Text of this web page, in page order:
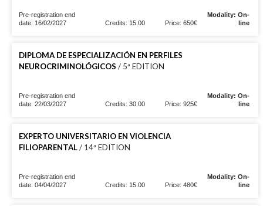
Pre-registration end
date: 16/02/2027
Credits: 15.00 Price: 650€
Modality: On-
line
DIPLOMA DE ESPECIALIZACIÓN EN PERFILES
NEUROCRIMINOLÓGICOS / 5ª EDITION
Pre-registration end
date: 22/03/2027
Credits: 30.00 Price: 925€
Modality: On-
line
EXPERTO UNIVERSITARIO EN VIOLENCIA
FILIOPARENTAL/ 14ª EDITION
Pre-registration end
date: 04/04/2027
Credits: 15.00 Price: 480€
Modality: On-
line